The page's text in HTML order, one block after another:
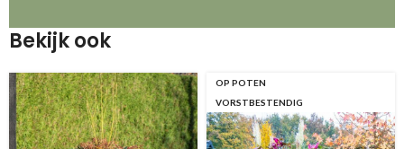
Bekijk ook
OP POTEN
VORSTBESTENDIG